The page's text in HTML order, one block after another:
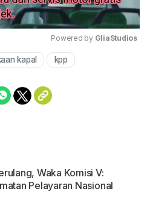
Powered by GliaStudios
kapal kpp
Waka Komisi V:
Pelayaran Nasional